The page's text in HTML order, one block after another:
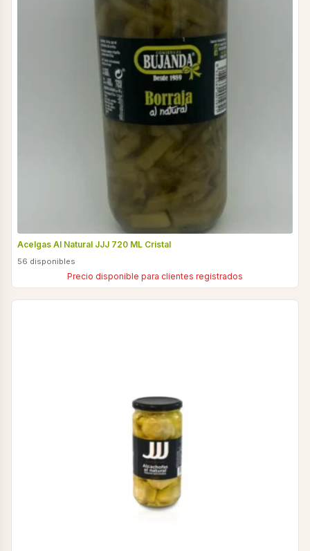
Acelgas Al Natural JJJ 720 ML Cristal
56 disponibles
Precio disponible para clientes registrados